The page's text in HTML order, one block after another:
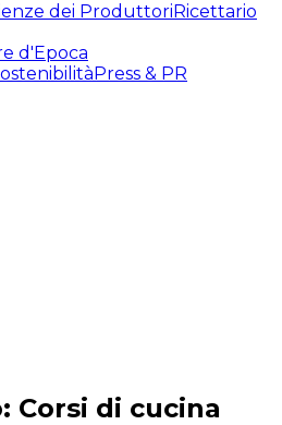
dei ProduttoriRicettario
d'Epoca
Press & PR
Esperienze
Corsi di cucina